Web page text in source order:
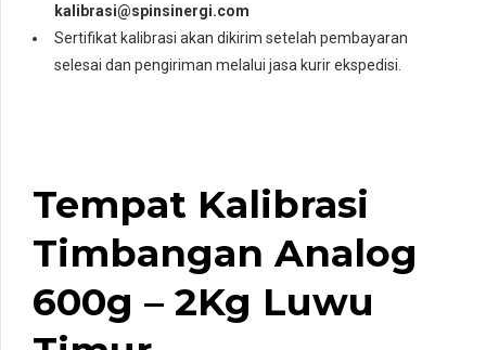
kalibrasi@spinsinergi.com
Sertifikat kalibrasi akan dikirim setelah pembayaran
selesai dan pengiriman melalui jasa kurir ekspedisi.
Tempat Kalibrasi
Timbangan Analog
600g – 2Kg Luwu